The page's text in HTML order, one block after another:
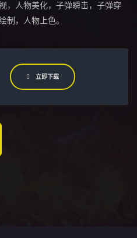
，人物美化，子弹瞬击，子弹穿
制，人物上色。
立即下载